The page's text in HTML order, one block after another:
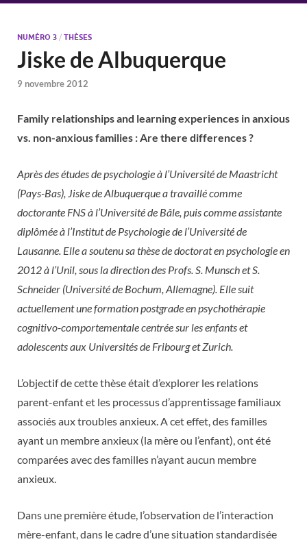
NUMÉRO 3 / THÈSES
Jiske de Albuquerque
9 novembre 2012
Family relationships and learning experiences in anxious
vs. non-anxious families : Are there differences ?
Après des études de psychologie à l’Université de Maastricht
(Pays-Bas), Jiske de Albuquerque a travaillé comme
doctorante FNS à l’Université de Bâle, puis comme assistante
diplômée à l’Institut de Psychologie de l’Université de
Lausanne. Elle a soutenu sa thèse de doctorat en psychologie en
2012 à l’Unil, sous la direction des Profs. S. Munsch et S.
Schneider (Université de Bochum, Allemagne). Elle suit
actuellement une formation postgrade en psychothérapie
cognitivo-comportementale centrée sur les enfants et
adolescents aux Universités de Fribourg et Zurich.
L’objectif de cette thèse était d’explorer les relations
parent-enfant et les processus d’apprentissage familiaux
associés aux troubles anxieux. A cet effet, des familles
ayant un membre anxieux (la mère ou l’enfant), ont été
comparées avec des familles n’ayant aucun membre
anxieux.
Dans une première étude, l’observation de l’interaction
mère-enfant, dans le cadre d’une situation standardisée